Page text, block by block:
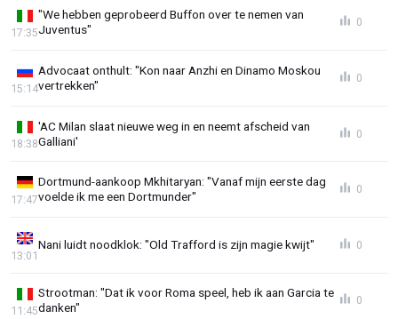
"We hebben geprobeerd Buffon over te nemen van
Juventus"
17:35
0
Advocaat onthult: "Kon naar Anzhi en Dinamo Moskou
vertrekken"
15:14
0
'AC Milan slaat nieuwe weg in en neemt afscheid van
Galliani'
18:38
0
Dortmund-aankoop Mkhitaryan: "Vanaf mijn eerste dag
voelde ik me een Dortmunder"
17:47
0
Nani luidt noodklok: "Old Trafford is zijn magie kwijt"
13:01
0
Strootman: "Dat ik voor Roma speel, heb ik aan Garcia te
danken"
11:45
0